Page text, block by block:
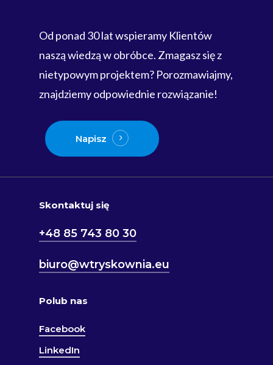
Od ponad 30 lat wspieramy Klientów
naszą wiedzą w obróbce. Zmagasz się z
nietypowym projektem? Porozmawiajmy,
znajdziemy odpowiednie rozwiązanie!
Napisz
Skontaktuj się
+48 85 743 80 30
biuro@wtryskownia.eu
Polub nas
Facebook
LinkedIn